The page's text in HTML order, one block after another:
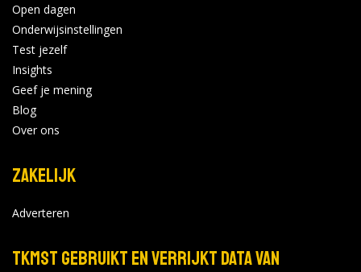
Open dagen
Onderwijsinstellingen
Test jezelf
Insights
Geef je mening
Blog
Over ons
Zakelijk
Adverteren
TKMST gebruikt en verrijkt data van